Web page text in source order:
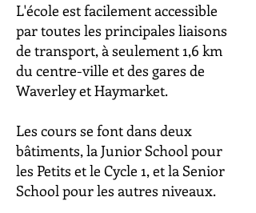
L'école est facilement accessible
par toutes les principales liaisons
de transport, à seulement 1,6 km
du centre-ville et des gares de
Waverley et Haymarket.
Les cours se font dans deux
bâtiments, la Junior School pour
les Petits et le Cycle 1, et la Senior
School pour les autres niveaux.